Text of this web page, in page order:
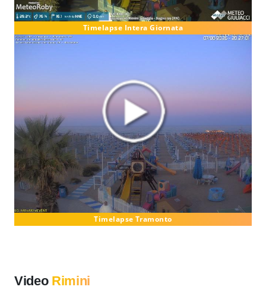
Timelapse Intera Giornata
Timelapse Tramonto
Video Rimini